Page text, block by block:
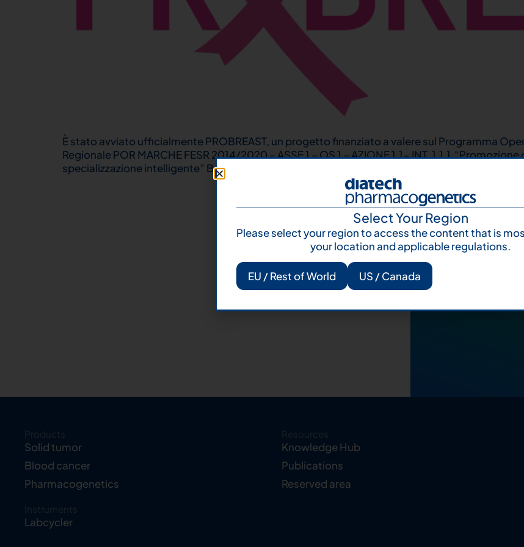
È stato avviato ufficialmente PROBREAST, un progetto finanziato a valere sul Programma
Regionale POR MARCHE FESR 2014/2020 – ASSE 1 – OS 1 – AZIONE 1.1- INT. 1.1.1
specializzazione intelligente” BANDO 2019. Il progetto, del costo complessivo di circa
Your next
and talk to
Let's talk
Products
Solid tumor
Blood cancer
Pharmacogenetics
Instruments
Labcycler
Resources
Knowledge Hub
Publications
Reserved area
Select Your Region
Please select your region to access the content that is
your location and applicable regulations.
EU / Rest of World US / Canada